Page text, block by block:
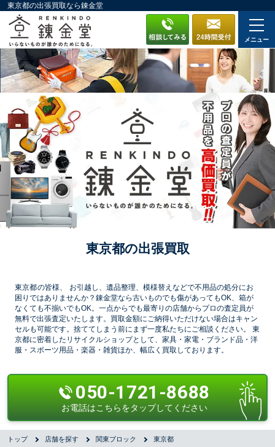
東京都の出張買取なら錬金堂
メニュー
東京都の出張買取
東京都の皆様、 お引越し、遺品整理、模様替えなどで不用品の処分にお
困りではありませんか？錬金堂なら古いものでも傷があってもOK、箱が
なくても不揃いでもOK。一点からでも最寄りの店舗からプロの査定員が
無料で出張査定いたします。買取金額にご納得いただけない場合はキャン
セルも可能です。捨ててしまう前にまず一度私たちにご相談ください。 東
京都に密着したリサイクルショップとして、家具・家電・ブランド品・洋
服・スポーツ用品・楽器・雑貨ほか、幅広く買取しております。
050-1721-8688
お電話はこちらをタップしてください
トップ 店舗を探す 関東ブロック 東京都